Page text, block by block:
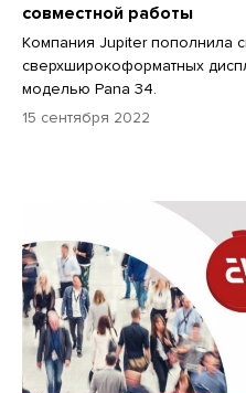
совместной работы
Компания Jupiter пополнила
сверхширокоформатных
моделью Pana 34.
15 сентября 2022